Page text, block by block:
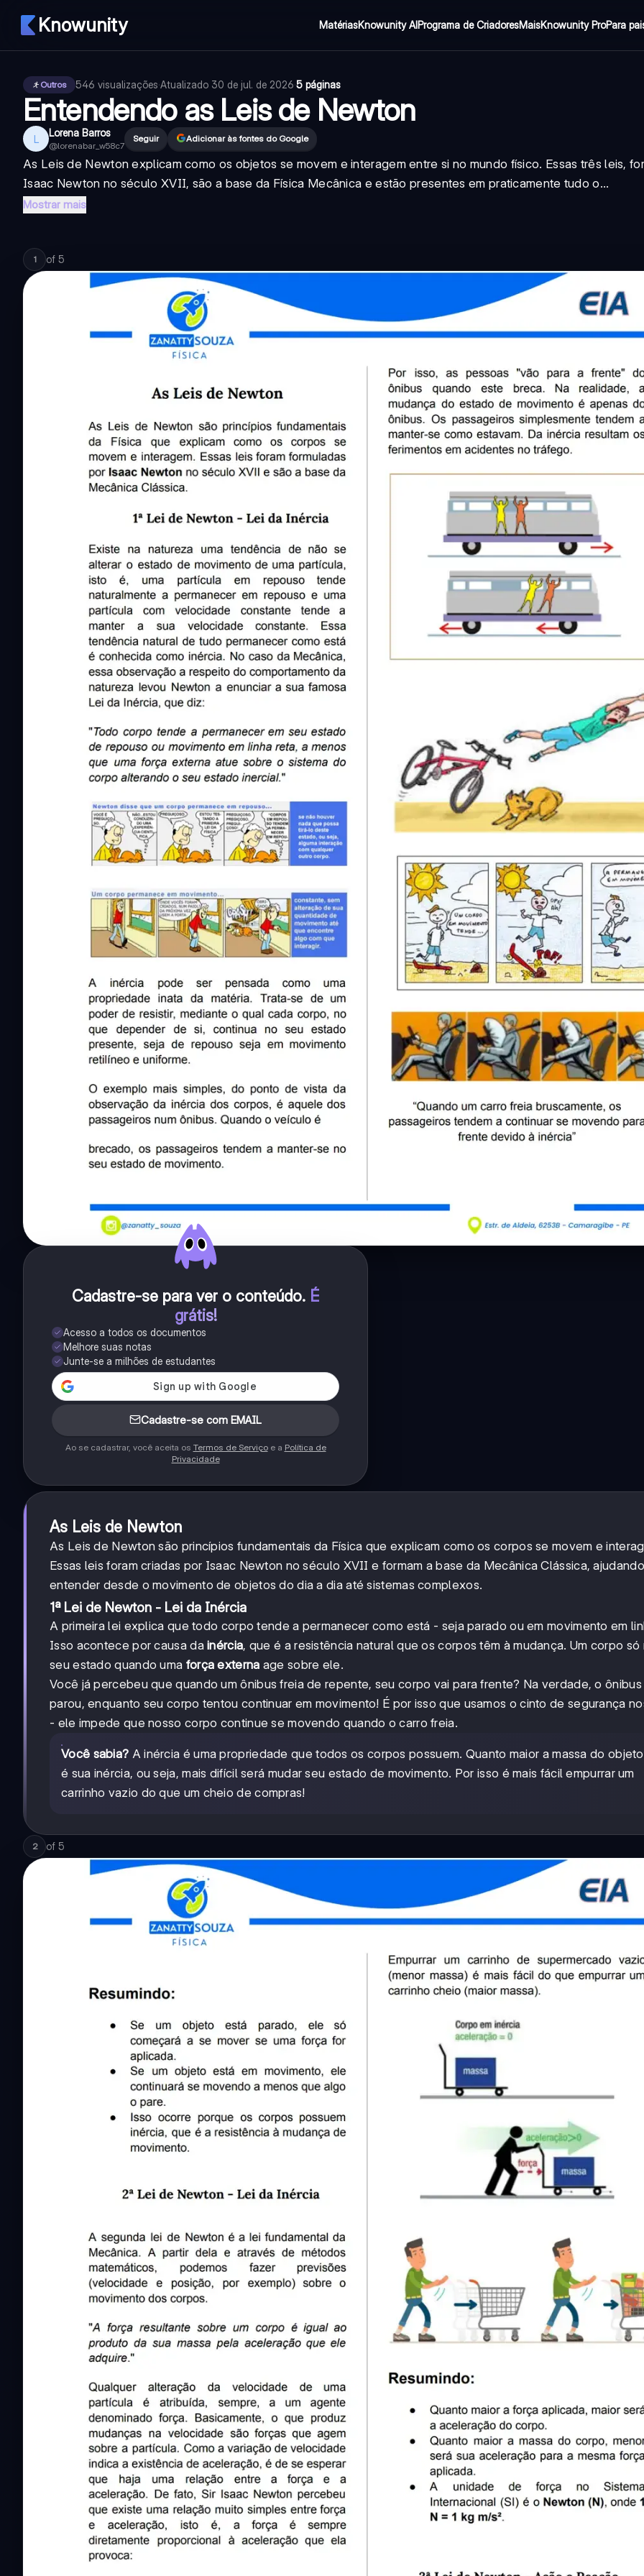
Knowunity MatériasKnowunity AIPrograma de CriadoresMaisKnowunity ProPara
Outros 546 visualizações·Atualizado 30 de jul. de 2026·5 páginas
Entendendo as Leis de Newton
L Lorena Barros
@lorenabar_w58c7
Seguir Adicionar às fontes do Google
As Leis de Newton explicam como os objetos se movem e interagem entre si no mundo físico. Essas três leis,
Isaac Newton no século XVII, são a base da Física Mecânica e estão presentes em praticamente tudo o...
Mostrar mais
1 of 5
Cadastre-se para ver o conteúdo. É
grátis!
Acesso a todos os documentos
Melhore suas notas
Junte-se a milhões de estudantes
Cadastre-se com EMAIL
Ao se cadastrar, você aceita os Termos de Serviçoe a Política de
Privacidade
As Leis de Newton
As Leis de Newton são princípios fundamentais da Física que explicam como os corpos se movem e
Essas leis foram criadas por Isaac Newton no século XVII e formam a base da Mecânica Clássica,
entender desde o movimento de objetos do dia a dia até sistemas complexos.
1ª Lei de Newton - Lei da Inércia
A primeira lei explica que todo corpo tende a permanecer como está - seja parado ou em movimento em
Isso acontece por causa dainércia, que é a resistência natural que os corpos têm à mudança. Um corpo só
seu estado quando uma força externa age sobre ele.
Você já percebeu que quando um ônibus freia de repente, seu corpo vai para frente? Na verdade, o
parou, enquanto seu corpo tentou continuar em movimento! É por isso que usamos o cinto de segurança
- ele impede que nosso corpo continue se movendo quando o carro freia.
Você sabia? A inércia é uma propriedade que todos os corpos possuem. Quanto maior a massa do
é sua inércia, ou seja, mais difícil será mudar seu estado de movimento. Por isso é mais fácil empurrar um
carrinho vazio do que um cheio de compras!
2 of 5